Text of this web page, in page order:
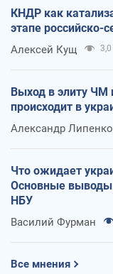
КНДР как
этапе российско-
Алексей Кущ 3,0
Выход в элиту ЧМ
происходит в
Александр Липенко
Что ожидает
Основные выводы
НБУ
Василий Фурман
Все мнения